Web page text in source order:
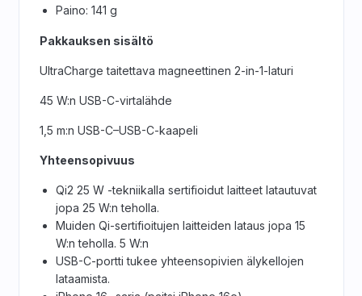
Paino: 141 g
Pakkauksen sisältö
UltraCharge taitettava magneettinen 2-in-1-laturi
45 W:n USB-C-virtalähde
1,5 m:n USB-C–USB-C-kaapeli
Yhteensopivuus
Qi2 25 W -tekniikalla sertifioidut laitteet latautuvat
jopa 25 W:n teholla.
Muiden Qi-sertifioitujen laitteiden lataus jopa 15
W:n teholla. 5 W:n
USB-C-portti tukee yhteensopivien älykellojen
lataamista.